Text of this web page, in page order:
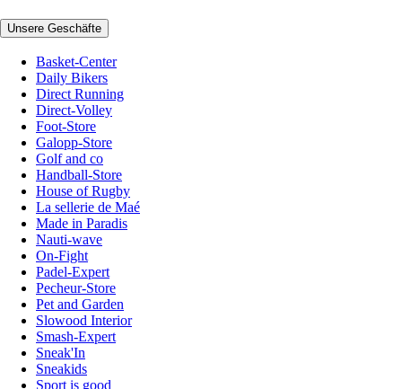
Unsere Geschäfte
Basket-Center
Daily Bikers
Direct Running
Direct-Volley
Foot-Store
Galopp-Store
Golf and co
Handball-Store
House of Rugby
La sellerie de Maé
Made in Paradis
Nauti-wave
On-Fight
Padel-Expert
Pecheur-Store
Pet and Garden
Slowood Interior
Smash-Expert
Sneak'In
Sneakids
Sport is good